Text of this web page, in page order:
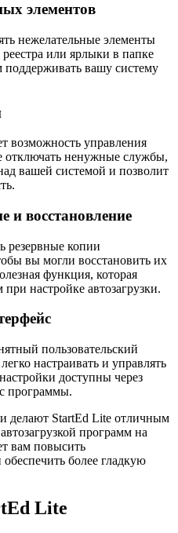
элементов
нежелательные элементы
реестра или ярлыки в папке
поддерживать вашу систему
возможность управления
ненужные службы,
вашей системой и позволит
и восстановление
резервные копии
вы могли восстановить их
функция, которая
настройке автозагрузки.
пользовательский
настраивать и управлять
доступны через
программы.
делают StartEd Lite отличным
программ на
вам повысить
более гладкую
Lite